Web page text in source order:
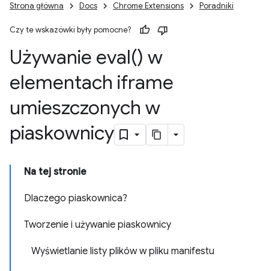
Strona główna Docs Chrome Extensions Poradniki
Czy te wskazówki były pomocne?
Używanie eval() w
elementach iframe
umieszczonych w
piaskownicy
Na tej stronie
Dlaczego piaskownica?
Tworzenie i używanie piaskownicy
Wyświetlanie listy plików w pliku manifestu